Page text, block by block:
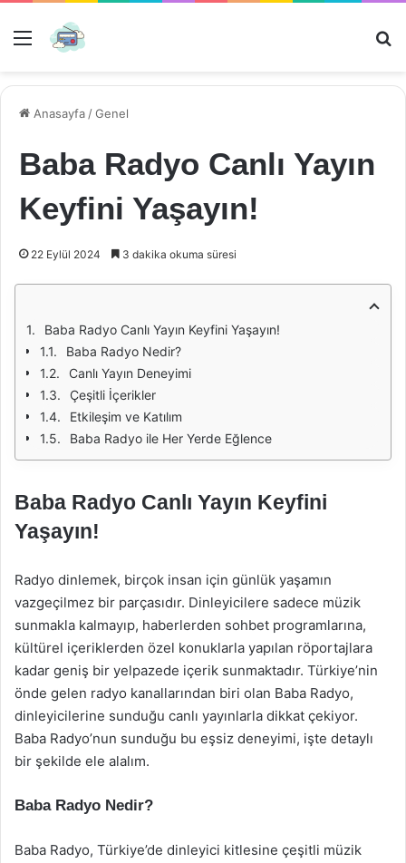
Menü
Anasayfa /Genel
Baba Radyo Canlı Yayın
Keyfini Yaşayın!
22 Eylül 2024 3 dakika okuma süresi
Baba Radyo Canlı Yayın Keyfini Yaşayın!
Baba Radyo Nedir?
Canlı Yayın Deneyimi
Çeşitli İçerikler
Etkileşim ve Katılım
Baba Radyo ile Her Yerde Eğlence
Baba Radyo Canlı Yayın Keyfini
Yaşayın!
Radyo dinlemek, birçok insan için günlük yaşamın
vazgeçilmez bir parçasıdır. Dinleyicilere sadece müzik
sunmakla kalmayıp, haberlerden sohbet programlarına,
kültürel içeriklerden özel konuklarla yapılan röportajlara
kadar geniş bir yelpazede içerik sunmaktadır. Türkiye’nin
önde gelen radyo kanallarından biri olan Baba Radyo,
dinleyicilerine sunduğu canlı yayınlarla dikkat çekiyor.
Baba Radyo’nun sunduğu bu eşsiz deneyimi, işte detaylı
bir şekilde ele alalım.
Baba Radyo Nedir?
Baba Radyo, Türkiye’de dinleyici kitlesine çeşitli müzik